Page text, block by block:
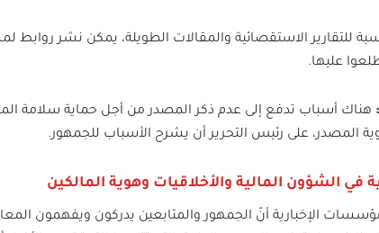
للتقارير الاستقصائية والمقالات الطويلة، يمكن نشر روابط
عليها.
هناك أسباب تدفع إلى عدم ذكر المصدر من أجل حماية سلامة
المصدر، على رئيس التحرير أن يشرح الأسباب للجمهور.
في الشؤون المالية والأخلاقيات وهوية المالكين
الإخبارية أنّ الجمهور والمتابعين يدركون ويفهمون